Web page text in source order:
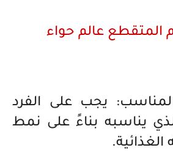
المتقطع عالم حواء
المناسب: يجب على الفرد
يناسبه بناءً على نمط
الغذائية.